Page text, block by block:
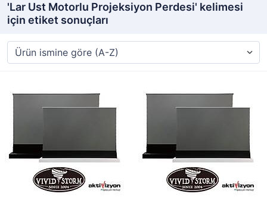
'Lar Ust Motorlu Projeksiyon Perdesi' kelimesi
için etiket sonuçları